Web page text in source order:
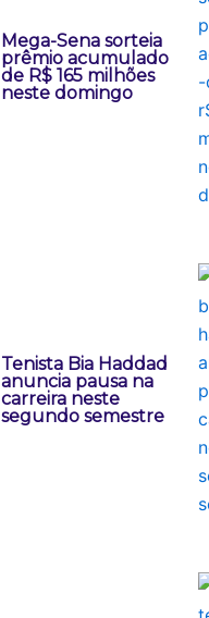
Mega-Sena sorteia
prêmio acumulado
de R$ 165 milhões
neste domingo
Tenista Bia Haddad
anuncia pausa na
carreira neste
segundo semestre